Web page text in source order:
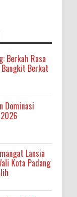
Berkah Rasa
Berkat
Dominasi
Lansia
Kota Padang